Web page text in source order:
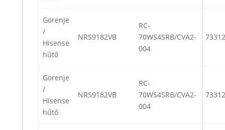
Gorenje
/
Hisense
hűtő
NRS9182VB
RC-
70WS4SRB/CVA2-
004
Gorenje
/
Hisense
hűtő
NRS9182VB
RC-
70WS4SRB/CVA2-
004